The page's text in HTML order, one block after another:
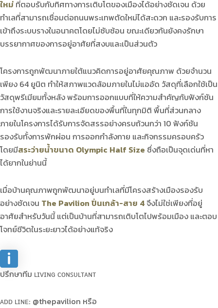
ใหม่ ที่ตอบรับกับทิศทางการเติบโตของเมืองได้อย่างชัดเจน ด้วย
ทำเลที่สามารถเชื่อมต่อถนนพระเทพตัดใหม่ได้สะดวก และรองรับการ
เข้าถึงระบบรางในอนาคตโดยไม่ซับซ้อน ขณะเดียวกันยังคงรักษา
บรรยากาศของการอยู่อาศัยที่สงบและเป็นส่วนตัว
โครงการถูกพัฒนาภายใต้แนวคิดการอยู่อาศัยคุณภาพ ด้วยจำนวน
เพียง 64 ยูนิต ทำให้สภาพแวดล้อมภายในไม่แออัด วัสดุที่เลือกใช้เป็น
วัสดุพรีเมียมทั้งหลัง พร้อมการออกแบบที่ให้ความสำคัญกับฟังก์ชัน
การใช้งานจริงและรายละเอียดของพื้นที่ในทุกมิติ พื้นที่ส่วนกลาง
ภายในโครงการได้รับการจัดสรรอย่างครบถ้วนกว่า 10 ฟังก์ชัน
รองรับทั้งการพักผ่อน การออกกำลังกาย และกิจกรรมครอบครัว
โดยมีสระว่ายน้ำขนาด Olympic Half Size ซึ่งถือเป็นจุดเด่นที่หา
ได้ยากในย่านนี้
เมื่อบ้านคุณภาพถูกพัฒนาอยู่บนทำเลที่มีโครงสร้างเมืองรองรับ
อย่างชัดเจน The Pavilion ปิ่นเกล้า-สาย 4จึงไม่ใช่เพียงที่อยู่
อาศัยสำหรับวันนี้ แต่เป็นบ้านที่สามารถเติบโตไปพร้อมเมือง และตอบ
โจทย์ชีวิตในระยะยาวได้อย่างแท้จริง
ปรึกษาทีม ʟɪᴠɪɴɢ ᴄᴏɴꜱᴜʟᴛᴀɴᴛ
ᴀᴅᴅ ʟɪɴᴇ: @thepavilion หรือ